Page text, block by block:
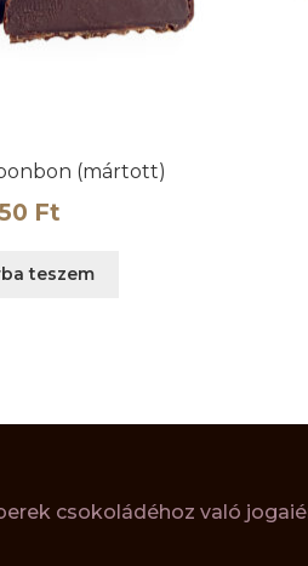
(mártott)
Ft
teszem
csokoládéhoz való